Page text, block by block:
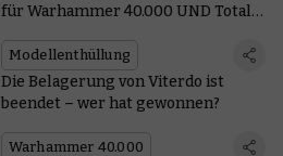
für Warhammer 40.000 UND Total
Modellenthüllung
Die Belagerung von Viterdo ist
beendet – wer hat gewonnen?
Warhammer 40.000